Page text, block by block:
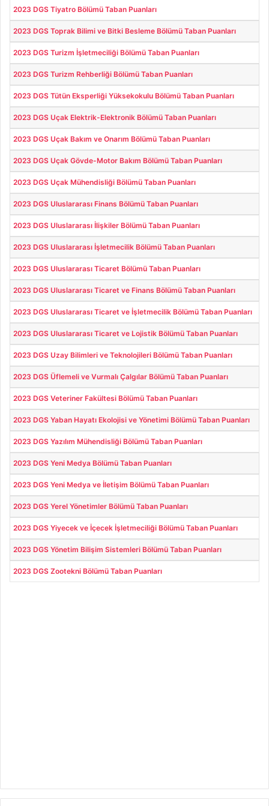
2023 DGS Tiyatro Bölümü Taban Puanları
2023 DGS Toprak Bilimi ve Bitki Besleme Bölümü Taban Puanları
2023 DGS Turizm İşletmeciliği Bölümü Taban Puanları
2023 DGS Turizm Rehberliği Bölümü Taban Puanları
2023 DGS Tütün Eksperliği Yüksekokulu Bölümü Taban Puanları
2023 DGS Uçak Elektrik-Elektronik Bölümü Taban Puanları
2023 DGS Uçak Bakım ve Onarım Bölümü Taban Puanları
2023 DGS Uçak Gövde-Motor Bakım Bölümü Taban Puanları
2023 DGS Uçak Mühendisliği Bölümü Taban Puanları
2023 DGS Uluslararası Finans Bölümü Taban Puanları
2023 DGS Uluslararası İlişkiler Bölümü Taban Puanları
2023 DGS Uluslararası İşletmecilik Bölümü Taban Puanları
2023 DGS Uluslararası Ticaret Bölümü Taban Puanları
2023 DGS Uluslararası Ticaret ve Finans Bölümü Taban Puanları
2023 DGS Uluslararası Ticaret ve İşletmecilik Bölümü Taban Puanları
2023 DGS Uluslararası Ticaret ve Lojistik Bölümü Taban Puanları
2023 DGS Uzay Bilimleri ve Teknolojileri Bölümü Taban Puanları
2023 DGS Üflemeli ve Vurmalı Çalgılar Bölümü Taban Puanları
2023 DGS Veteriner Fakültesi Bölümü Taban Puanları
2023 DGS Yaban Hayatı Ekolojisi ve Yönetimi Bölümü Taban Puanları
2023 DGS Yazılım Mühendisliği Bölümü Taban Puanları
2023 DGS Yeni Medya Bölümü Taban Puanları
2023 DGS Yeni Medya ve İletişim Bölümü Taban Puanları
2023 DGS Yerel Yönetimler Bölümü Taban Puanları
2023 DGS Yiyecek ve İçecek İşletmeciliği Bölümü Taban Puanları
2023 DGS Yönetim Bilişim Sistemleri Bölümü Taban Puanları
2023 DGS Zootekni Bölümü Taban Puanları